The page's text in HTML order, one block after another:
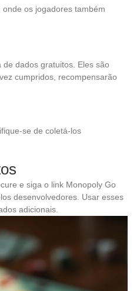
os jogadores também
dados gratuitos. Eles são
cumpridos, recompensarão
se de coletá-los
e siga o link Monopoly Go
desenvolvedores. Usar esses
adicionais.